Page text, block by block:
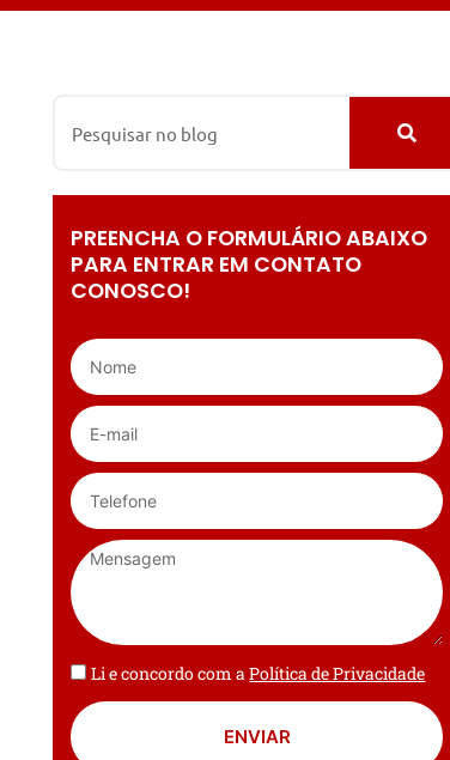
PREENCHA O FORMULÁRIO ABAIXO
PARA ENTRAR EM CONTATO
CONOSCO!
Li e concordo com aPolítica de Privacidade
ENVIAR